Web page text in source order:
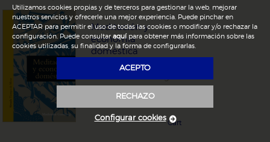
Meditación y
economía
doméstica
- Leer fragmento
Cartoné 15,90 €
Utilizamos cookies propias y de terceros para gestionar la web, mejorar
nuestros servicios y ofrecerle una mejor experiencia. Puede pinchar en
ACEPTAR para permitir el uso de todas las cookies o modificar y/o rechazar la
configuración. Puede consultar aquípara obtener más información sobre las
cookies utilizadas, su finalidad y la forma de configurarlas.
ACEPTO
RECHAZO
Configurar cookies